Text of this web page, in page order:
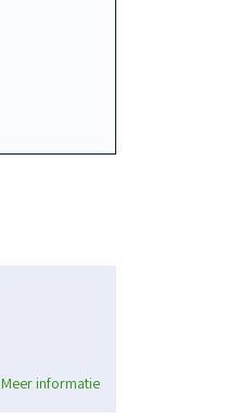
Meer informatie